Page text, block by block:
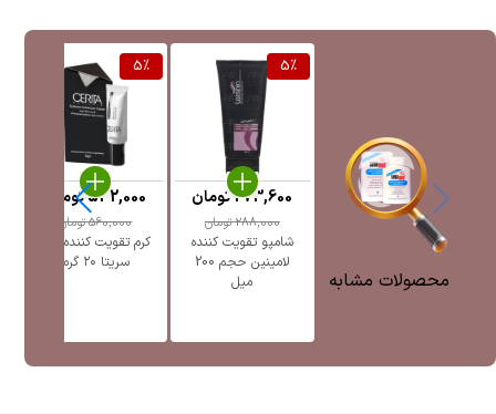
محصولات مشابه
5%
شامپو تقویت کننده
لامینین حجم 200
میل
288,000تومان
273,600تومان
5%
کرم تقویت کننده ابرو
سریتا ۲۰ گرم
560,000تومان
532,000تومان